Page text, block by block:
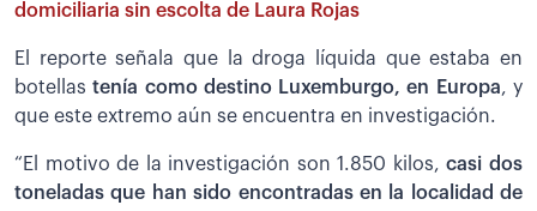
domiciliaria sin escolta de Laura Rojas
El reporte señala que la droga líquida que estaba en
botellas tenía como destino Luxemburgo, en Europa, y
que este extremo aún se encuentra en investigación.
“El motivo de la investigación son 1.850 kilos, casi dos
toneladas que han sido encontradas en la localidad de